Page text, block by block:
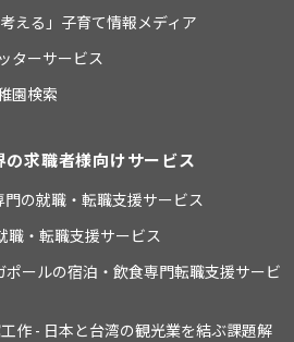
える」子育て情報メディア
ターサービス
園検索
求職者様向けサービス
の就職・転職支援サービス
職・転職支援サービス
ポールの宿泊・飲食専門転職支援サービ
作 - 日本と台湾の観光業を結ぶ課題解